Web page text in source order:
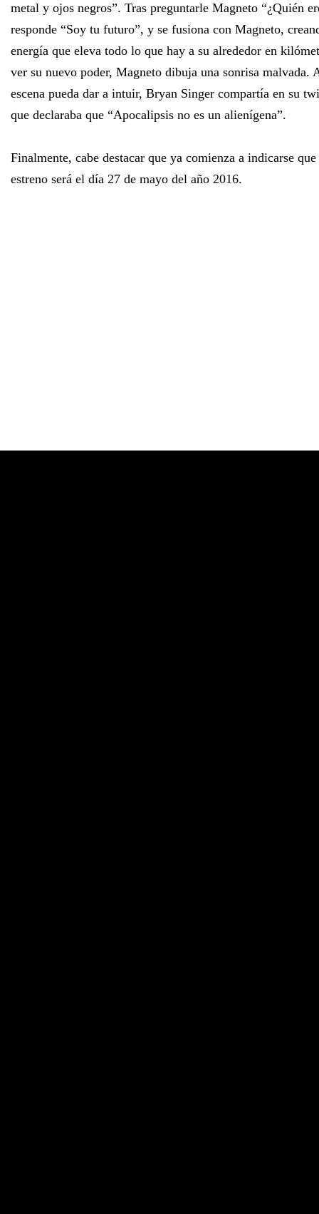
metal y ojos negros”. Tras preguntarle Magneto “¿Quién
responde “Soy tu futuro”, y se fusiona con Magneto,
energía que eleva todo lo que hay a su alrededor en
ver su nuevo poder, Magneto dibuja una sonrisa malvada.
escena pueda dar a intuir, Bryan Singer compartía en su
que declaraba que “Apocalipsis no es un alienígena”.
Finalmente, cabe destacar que ya comienza a indicarse
estreno será el día 27 de mayo del año 2016.